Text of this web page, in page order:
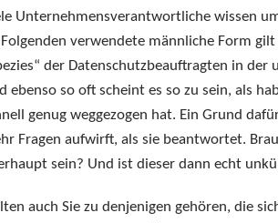
Unternehmensverantwortliche wissen
verwendete männliche Form
der Datenschutzbeauftragten in
ebenso so oft scheint es so zu sein, als
genug weggezogen hat. Ein Grund
Fragen aufwirft, als sie beantwortet.
sein? Und ist dieser dann echt
auch Sie zu denjenigen gehören, die